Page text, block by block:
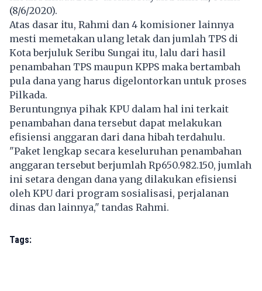
(8/6/2020).
Atas dasar itu, Rahmi dan 4 komisioner lainnya
mesti memetakan ulang letak dan jumlah TPS di
Kota berjuluk Seribu Sungai itu, lalu dari hasil
penambahan TPS maupun KPPS maka bertambah
pula dana yang harus digelontorkan untuk proses
Pilkada.
Beruntungnya pihak KPU dalam hal ini terkait
penambahan dana tersebut dapat melakukan
efisiensi anggaran dari dana hibah terdahulu.
"Paket lengkap secara keseluruhan penambahan
anggaran tersebut berjumlah Rp650.982.150, jumlah
ini setara dengan dana yang dilakukan efisiensi
oleh KPU dari program sosialisasi, perjalanan
dinas dan lainnya," tandas Rahmi.
Tags: